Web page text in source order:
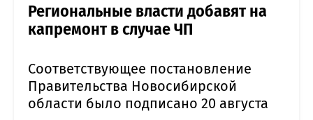
Региональные власти добавят на
капремонт в случае ЧП
Соответствующее постановление
Правительства Новосибирской
области было подписано 20 августа